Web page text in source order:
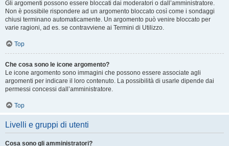
Gli argomenti possono essere bloccati dai moderatori o dall’amministratore.
Non è possibile rispondere ad un argomento bloccato così come i sondaggi
chiusi terminano automaticamente. Un argomento può venire bloccato per
varie ragioni, ad es. se contravviene ai Termini di Utilizzo.
Top
Che cosa sono le icone argomento?
Le icone argomento sono immagini che possono essere associate agli
argomenti per indicare il loro contenuto. La possibilità di usarle dipende dai
permessi concessi dall’amministratore.
Top
Livelli e gruppi di utenti
Cosa sono gli amministratori?